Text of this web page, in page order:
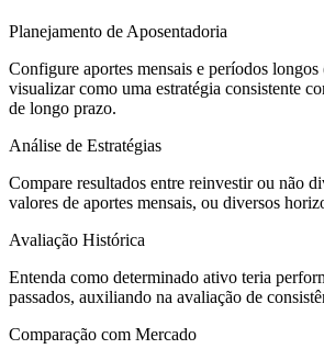
Planejamento de Aposentadoria
Configure aportes mensais e períodos longos
visualizar como uma estratégia consistente
de longo prazo.
Análise de Estratégias
Compare resultados entre reinvestir ou não
valores de aportes mensais, ou diversos
Avaliação Histórica
Entenda como determinado ativo teria
passados, auxiliando na avaliação de
Comparação com Mercado